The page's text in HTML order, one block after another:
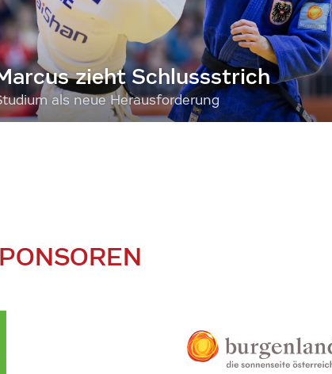
zieht Schlussstrich
als neue Herausforderung